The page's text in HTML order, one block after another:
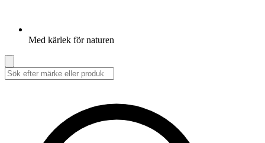
Med kärlek för naturen